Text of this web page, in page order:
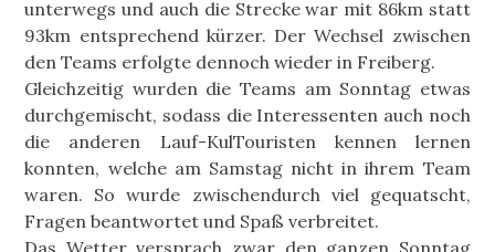
unterwegs und auch die Strecke war mit 86km statt
93km entsprechend kürzer. Der Wechsel zwischen
den Teams erfolgte dennoch wieder in Freiberg.
Gleichzeitig wurden die Teams am Sonntag etwas
durchgemischt, sodass die Interessenten auch noch
die anderen Lauf-KulTouristen kennen lernen
konnten, welche am Samstag nicht in ihrem Team
waren. So wurde zwischendurch viel gequatscht,
Fragen beantwortet und Spaß verbreitet.